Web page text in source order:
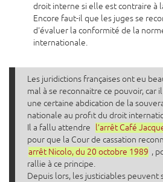
droit interne si elle est contraire à
Encore faut-il que les juges se
d'évaluer la conformité de la
internationale.
Les juridictions françaises ont eu
mal à se reconnaitre ce pouvoir, car
une certaine abdication de la
nationale au profit du droit
Il a fallu attendre l’arrêt Café
pour que la Cour de cassation
arrêt Nicolo, du 20 octobre 1989 ,
rallie à ce principe.
Depuis lors, les justiciables peuvent